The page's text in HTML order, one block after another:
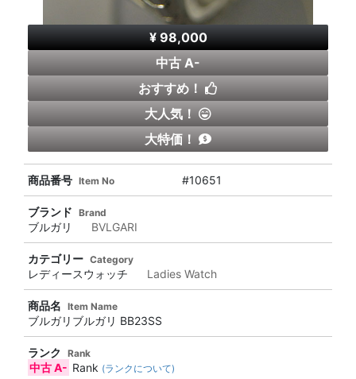
¥ 98,000
中古 A-
おすすめ！
大人気！
大特価！
商品番号 Item No #10651
ブランド Brand
ブルガリ BVLGARI
カテゴリー Category
レディースウォッチ Ladies Watch
商品名 Item Name
ブルガリブルガリ BB23SS
ランク Rank
中古 A- Rank (ランクについて)